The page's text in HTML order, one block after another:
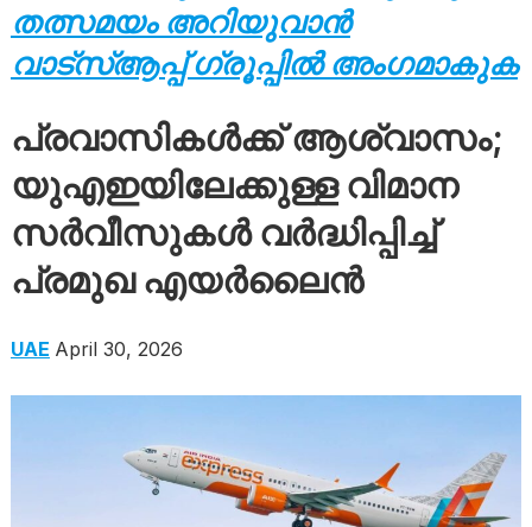
തത്സമയം അറിയുവാൻ
വാട്സ്ആപ്പ് ഗ്രൂപ്പിൽ അംഗമാകുക
പ്രവാസികൾക്ക് ആശ്വാസം;
യുഎഇയിലേക്കുള്ള വിമാന
സർവീസുകൾ വർദ്ധിപ്പിച്ച്
പ്രമുഖ എയർലൈൻ
UAE April 30, 2026